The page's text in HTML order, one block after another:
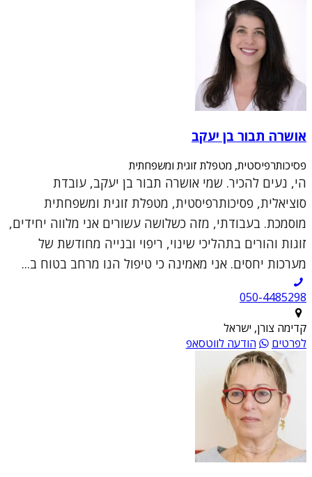
אושרה תבור בן יעקב
פסיכותרפיסטית, מטפלת זוגית ומשפחתית
הי, נעים להכיר. שמי אושרה תבור בן יעקב, עובדת
סוציאלית, פסיכותרפיסטית, מטפלת זוגית ומשפחתית
מוסמכת. בעבודתי, מזה כשלושה עשורים אני מלווה יחידים,
זוגות והורים בתהליכי שינוי, ריפוי ובנייה מחודשת של
מערכות יחסים. אני מאמינה כי טיפול הנו מרחב בטוח ב...
050-4485298
קדימה צורן, ישראל
לפרטים
הודעה לווטסאפ